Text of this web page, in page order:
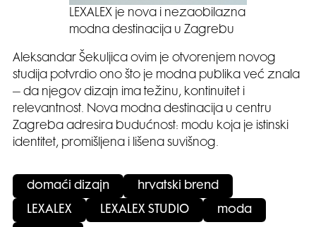
LEXALEX je nova i nezaobilazna
modna destinacija u Zagrebu
Aleksandar Šekuljica ovim je otvorenjem novog
studija potvrdio ono što je modna publika već znala
– da njegov dizajn ima težinu, kontinuitet i
relevantnost. Nova modna destinacija u centru
Zagreba adresira budućnost: modu koja je istinski
identitet, promišljena i lišena suvišnog.
domaći dizajn hrvatski brend
LEXALEX LEXALEX STUDIO moda